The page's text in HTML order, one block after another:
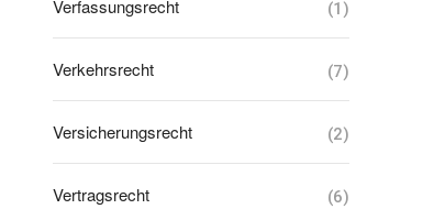
Verfassungsrecht (1)
Verkehrsrecht (7)
Versicherungsrecht (2)
Vertragsrecht (6)